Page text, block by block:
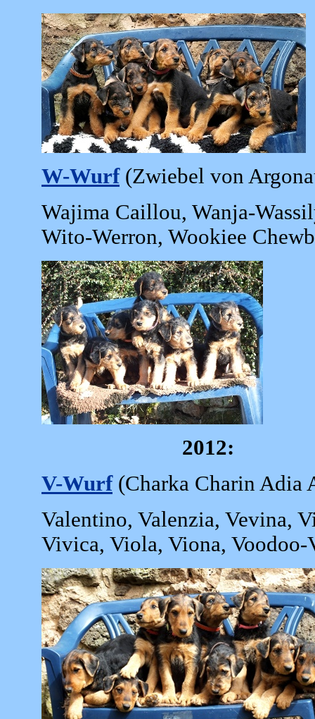
W-Wurf(Zwiebel von
Wajima Caillou, Wanja-
Wito-Werron, Wookiee
2012:
V-Wurf(Charka Charin Adia
Valentino, Valenzia, Vevina,
Vivica, Viola, Viona, Voodoo-